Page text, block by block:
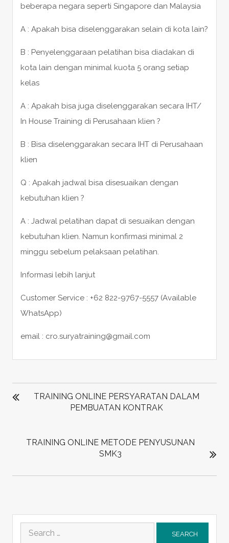
beberapa negara seperti Singapore dan Malaysia
A : Apakah bisa diselenggarakan selain di kota lain?
B : Penyelenggaraan pelatihan bisa diadakan di
kota lain dengan minimal kuota 5 orang setiap
kelas
A : Apakah bisa juga diselenggarakan secara IHT/
In House Training di Perusahaan klien ?
B : Bisa diselenggarakan secara IHT di Perusahaan
klien
Q : Apakah jadwal bisa disesuaikan dengan
kebutuhan klien ?
A : Jadwal pelatihan dapat di sesuaikan dengan
kebutuhan klien. Namun konfirmasi minimal 2
minggu sebelum pelaksaan pelatihan.
Informasi lebih lanjut
Customer Service : +62 822-9767-5557 (Available
WhatsApp)
email : cro.suryatraining@gmail.com
POST
NAVIGATION
TRAINING ONLINE PERSYARATAN DALAM
PEMBUATAN KONTRAK
TRAINING ONLINE METODE PENYUSUNAN
SMK3
Search
for: